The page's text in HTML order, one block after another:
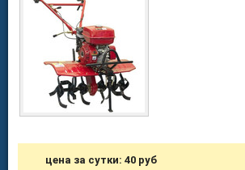
цена за сутки: 40 руб